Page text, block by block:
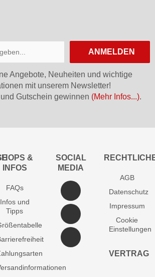
ANMELDEN
Angebote, Neuheiten und wichtige
mit unserem Newsletter!
Gutschein gewinnen (Mehr Infos...).
&
INFOS
FAQs
Infos und
Tipps
SOCIAL
MEDIA
AGB
Datenschutz
Impressum
Cookie
Einstellungen
VERTRAG